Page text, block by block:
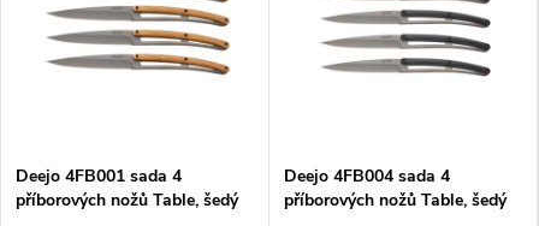
Deejo 4FB001 sada 4
příborových nožů Table, šedý
Deejo 4FB004 sada 4
příborových nožů Table, šedý